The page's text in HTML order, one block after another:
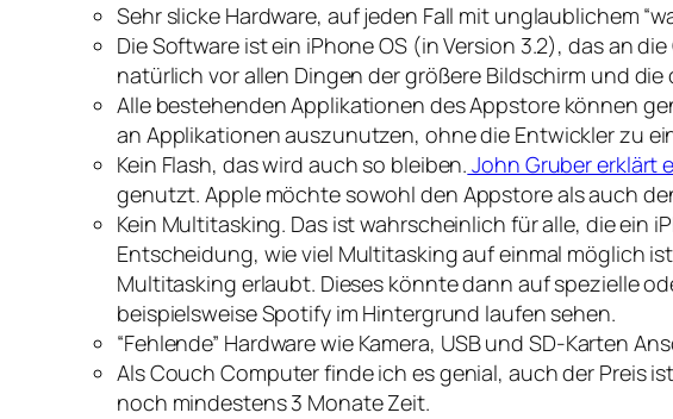
Sehr slicke Hardware, auf jeden Fall mit unglaublichem
Die Software ist ein iPhone OS (in Version 3.2), das an
natürlich vor allen Dingen der größere Bildschirm und
Alle bestehenden Applikationen des Appstore können
an Applikationen auszunutzen, ohne die Entwickler zu
Kein Flash, das wird auch so bleiben. John Gruber erklärt
genutzt. Apple möchte sowohl den Appstore als auch
Kein Multitasking. Das ist wahrscheinlich für alle, die ein
Entscheidung, wie viel Multitasking auf einmal möglich
Multitasking erlaubt. Dieses könnte dann auf spezielle
beispielsweise Spotify im Hintergrund laufen sehen.
“Fehlende” Hardware wie Kamera, USB und SD-Karten
Als Couch Computer finde ich es genial, auch der Preis
noch mindestens 3 Monate Zeit.